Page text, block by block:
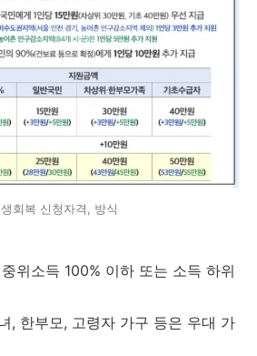
회복 신청자격, 방식
위소득 100% 이하 또는 소득 하위
, 한부모, 고령자 가구 등은 우대 가